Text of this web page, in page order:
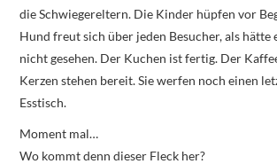
die Schwiegereltern. Die Kinder hüpfen vor
Hund freut sich über jeden Besucher, als hätte
nicht gesehen. Der Kuchen ist fertig. Der
Kerzen stehen bereit. Sie werfen noch einen
Esstisch.
Moment mal…
Wo kommt denn dieser Fleck her?